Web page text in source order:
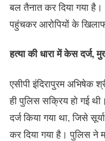
बल तैनात कर दिया गया है।
पहुंचकर आरोपियों के
हत्या की धारा में केस दर्ज,
एसीपी इंदिरापुरम अभिषेक
ही पुलिस सक्रिय हो गई
दर्ज किया गया था, जिसे
कर दिया गया है। पुलिस ने